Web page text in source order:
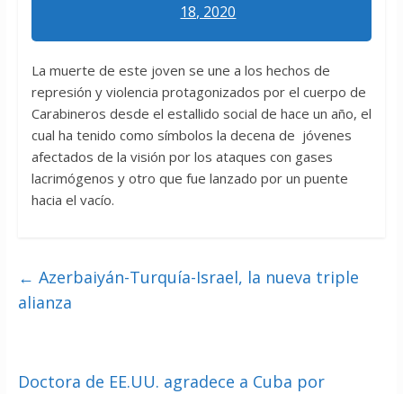
18, 2020
La muerte de este joven se une a los hechos de
represión y violencia protagonizados por el cuerpo de
Carabineros desde el estallido social de hace un año, el
cual ha tenido como símbolos la decena de jóvenes
afectados de la visión por los ataques con gases
lacrimógenos y otro que fue lanzado por un puente
hacia el vacío.
← Azerbaiyán-Turquía-Israel, la nueva triple
alianza
Doctora de EE.UU. agradece a Cuba por